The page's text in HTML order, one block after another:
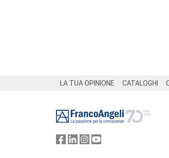
LA TUA OPINIONE CATALOGHI